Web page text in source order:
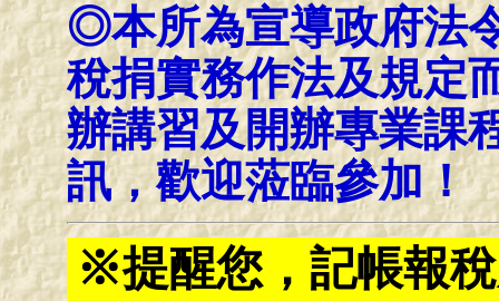
◎本所為宣導政府法
稅捐實務作法及規定
辦講習及開辦專業課
訊，歡迎蒞臨參加！
※提醒您，記帳報